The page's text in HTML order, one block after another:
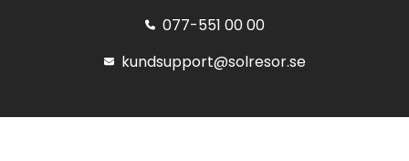
077-551 00 00
kundsupport@solresor.se